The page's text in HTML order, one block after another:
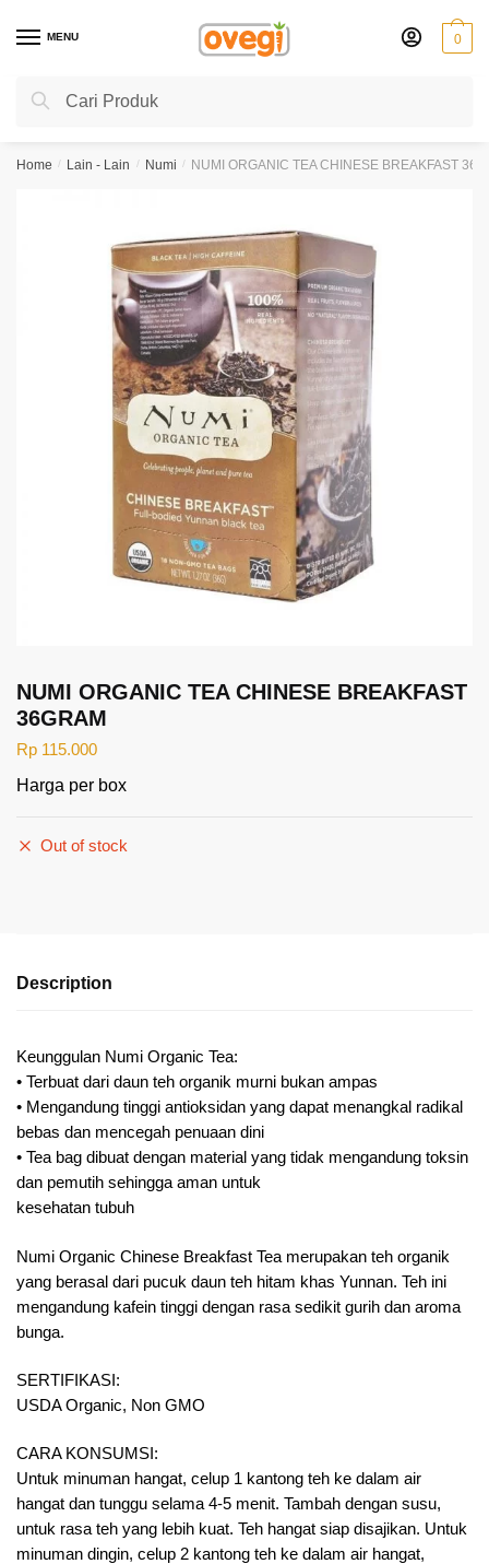
MENU
Search
Search
0
Home / Lain - Lain / Numi / NUMI ORGANIC TEA CHINESE BREAKFAST
NUMI ORGANIC TEA CHINESE BREAKFAST
36GRAM
Rp 115.000
Harga per box
Out of stock
Description
Keunggulan Numi Organic Tea:
• Terbuat dari daun teh organik murni bukan ampas
• Mengandung tinggi antioksidan yang dapat menangkal radikal
bebas dan mencegah penuaan dini
• Tea bag dibuat dengan material yang tidak mengandung toksin
dan pemutih sehingga aman untuk
kesehatan tubuh
Numi Organic Chinese Breakfast Tea merupakan teh organik
yang berasal dari pucuk daun teh hitam khas Yunnan. Teh ini
mengandung kafein tinggi dengan rasa sedikit gurih dan aroma
bunga.
SERTIFIKASI:
USDA Organic, Non GMO
CARA KONSUMSI:
Untuk minuman hangat, celup 1 kantong teh ke dalam air
hangat dan tunggu selama 4-5 menit. Tambah dengan susu,
untuk rasa teh yang lebih kuat. Teh hangat siap disajikan. Untuk
minuman dingin, celup 2 kantong teh ke dalam air hangat,